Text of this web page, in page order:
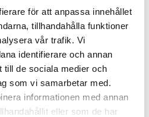
för att anpassa innehållet
tillhandahålla funktioner
vår trafik. Vi
identifierare och annan
till de sociala medier och
som vi samarbetar med.
informationen med annan
eller som de har
8 mm
-30…70 °C
NI1000-01
1 000 Ω